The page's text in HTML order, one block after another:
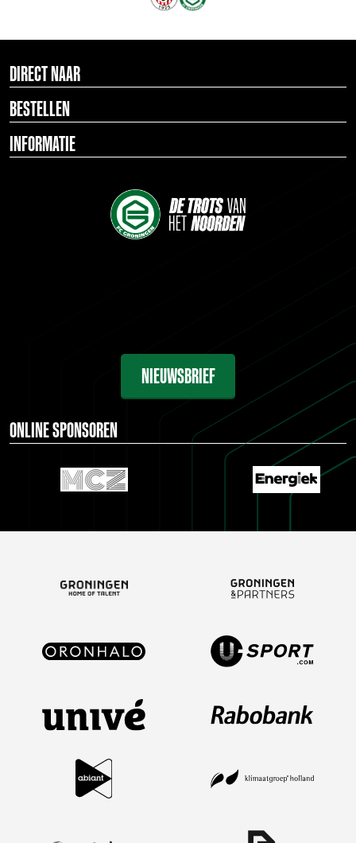
DIRECT NAAR
BESTELLEN
INFORMATIE
NIEUWSBRIEF
ONLINE SPONSOREN